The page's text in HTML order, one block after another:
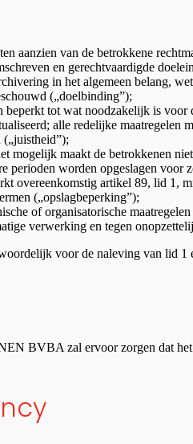
aanzien van de betrokkene
en gerechtvaardigde
in het algemeen belang,
(„doelbinding”);
beperkt tot wat noodzakelijk is
alle redelijke maatregelen
mogelijk maakt de betrokkenen
perioden worden opgeslagen
overeenkomstig artikel 89, lid 1,
(„opslagbeperking”);
of organisatorische
verwerking en tegen
voor de naleving van lid 1
zal ervoor zorgen dat het